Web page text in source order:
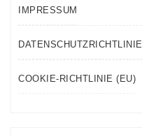
IMPRESSUM
DATENSCHUTZRICHTLINIE
COOKIE-RICHTLINIE (EU)